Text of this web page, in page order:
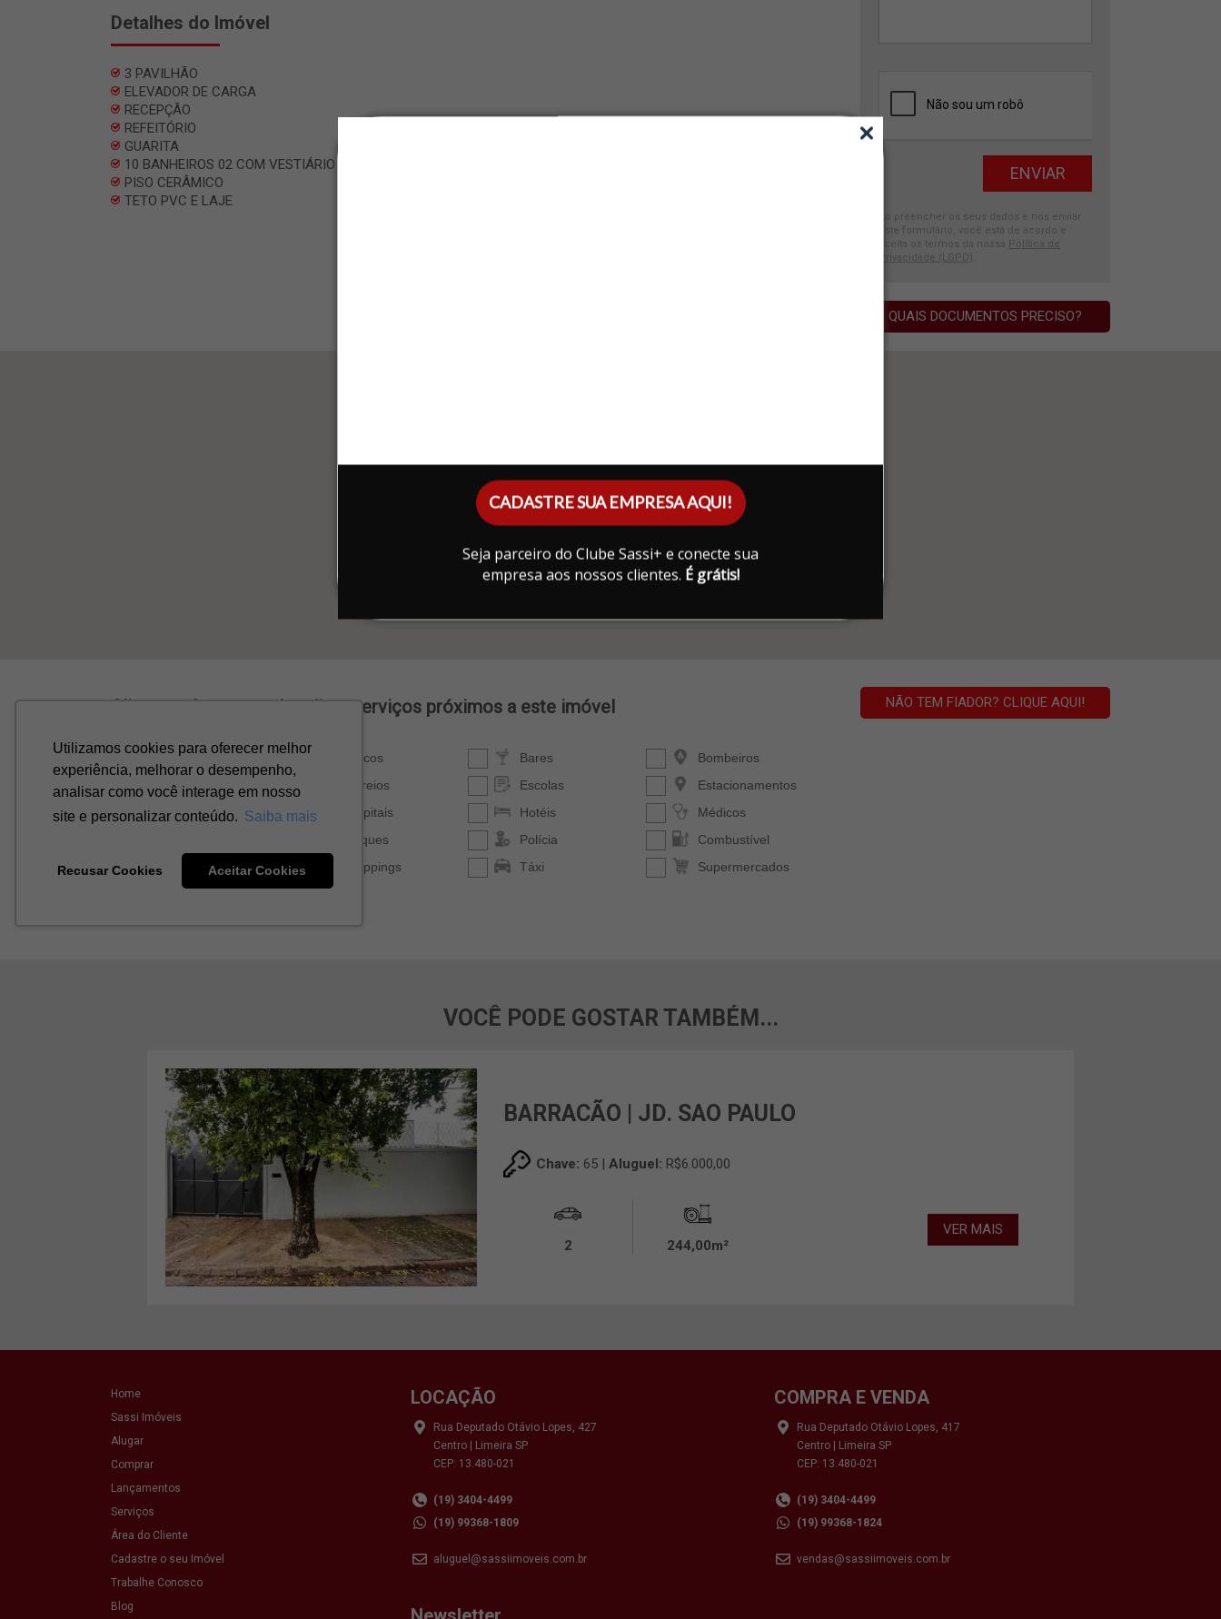
CADASTRE SUA EMPRESA AQUI!
Seja parceiro do Clube Sassi+ e conecte sua
empresa aos nossos clientes. É grátis!
Detalhes do Imóvel
3 PAVILHÃO
ELEVADOR DE CARGA
RECEPÇÃO
REFEITÓRIO
GUARITA
10 BANHEIROS 02 COM VESTIÁRIO
PISO CERÂMICO
TETO PVC E LAJE
Ao preencher os seus dados e nos enviar
este formulário, você está de acordo e
aceita os termos da nossa
Política de
Privacidade (LGPD)
QUAIS DOCUMENTOS PRECISO?
VOCÊ PODE GOSTAR TAMBÉM...
BARRACÃO | JD. SAO PAULO
Chave: 65 |Aluguel: R$6.000,00
2 244,00m²
VER MAIS
Home
Sassi Imóveis
Alugar
Comprar
Lançamentos
Serviços
Área do Cliente
Cadastre o seu Imóvel
Trabalhe Conosco
Blog
LOCAÇÃO
Rua Deputado Otávio Lopes, 427
Centro | Limeira SP
CEP: 13.480-021
(19) 3404-4499
(19) 99368-1809
aluguel@sassiimoveis.com.br
COMPRA E VENDA
Rua Deputado Otávio Lopes, 417
Centro | Limeira SP
CEP: 13.480-021
(19) 3404-4499
(19) 99368-1824
vendas@sassiimoveis.com.br